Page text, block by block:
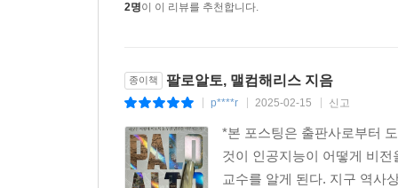
인터넷을 이용해 오프라인 산업을 혁신한 모델은
스앤노블과 같이 반응이 빠르고 발 빠른 경쟁자
었다. 1997년 2달러 미만으로 데뷔한 아마존의
려 세 번이나 폭등했다. 아마존은 5억 달러가 넘
사업에 다시 자금을 투입했다. 이 회사는 유럽의
--- 「15장 온라인 아메리카」 중에서
2명이 이 리뷰를 추천합니다.
종이책 팔로알토, 맬컴해리스 지음
p****r 2025-02-15 신고
*본 포스팅은 출판사로부터
것이 인공지능이 어떻게 비
교수를 알게 된다. 지구 역사